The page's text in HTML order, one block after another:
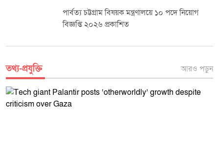
টাঙ্গাইলে সৌখিন মৎস্য শিকার প্রতিযোগিতার
পুরস্কার বিতরণ অনুষ্ঠিত
তথ্য-প্রযুক্তি আরও পড়ুন